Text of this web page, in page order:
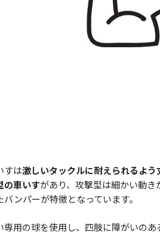
すは激しいタックルに耐えられるよう
の車いすがあり、攻撃型は細かい動
ンパーが特徴となっています。
専用の球を使用し、四肢に障がいの